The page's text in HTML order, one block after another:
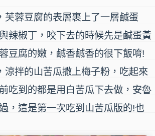
芙蓉豆腐的表層裹上了一層鹹蛋
辣椒丁，咬下去的時候先是鹹蛋黃
豆腐的嫩，鹹香鹹香的很下飯唷!
涼拌的山苦瓜撒上梅子粉，吃起來
吃到的都是用白苦瓜下去做，安魯
，這是第一次吃到山苦瓜版的!也